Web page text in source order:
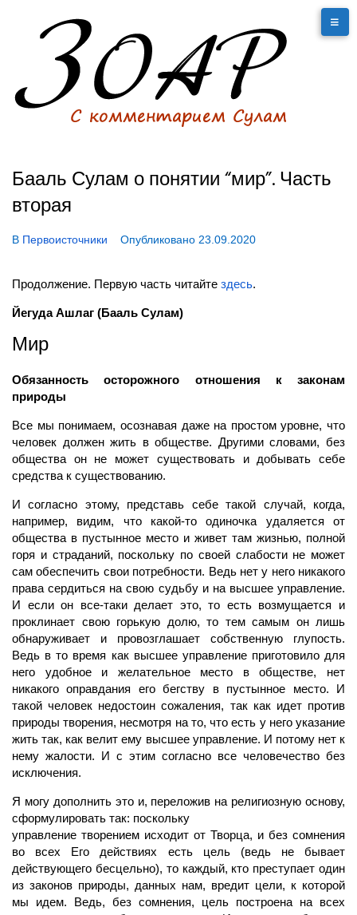
Бааль Сулам о понятии “мир”. Часть
вторая
В Первоисточники Опубликовано 23.09.2020
Продолжение. Первую часть читайте здесь.
Йегуда Ашлаг (Бааль Сулам)
Мир
Обязанность осторожного отношения к законам
природы
Все мы понимаем, осознавая даже на простом уровне, что
человек должен жить в обществе. Другими словами, без
общества он не может существовать и добывать себе
средства к существованию.
И согласно этому, представь себе такой случай, когда,
например, видим, что какой-то одиночка удаляется от
общества в пустынное место и живет там жизнью, полной
горя и страданий, поскольку по своей слабости не может
сам обеспечить свои потребности. Ведь нет у него никакого
права сердиться на свою судьбу и на высшее управление.
И если он все-таки делает это, то есть возмущается и
проклинает свою горькую долю, то тем самым он лишь
обнаруживает и провозглашает собственную глупость.
Ведь в то время как высшее управление приготовило для
него удобное и желательное место в обществе, нет
никакого оправдания его бегству в пустынное место. И
такой человек недостоин сожаления, так как идет против
природы творения, несмотря на то, что есть у него указание
жить так, как велит ему высшее управление. И потому нет к
нему жалости. И с этим согласно все человечество без
исключения.
Я могу дополнить это и, переложив на религиозную основу,
сформулировать так: поскольку
управление творением исходит от Творца, и без сомнения
во всех Его действиях есть цель (ведь не бывает
действующего бесцельно), то каждый, кто преступает один
из законов природы, данных нам, вредит цели, к которой
мы идем. Ведь, без сомнения, цель построена на всех